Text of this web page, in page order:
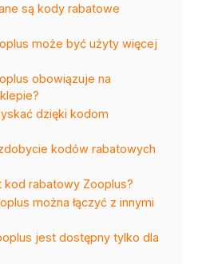
są kody rabatowe
może być użyty więcej
obowiązuje na
dzięki kodom
kodów rabatowych
kod rabatowy Zooplus?
można łączyć z innymi
jest dostępny tylko dla